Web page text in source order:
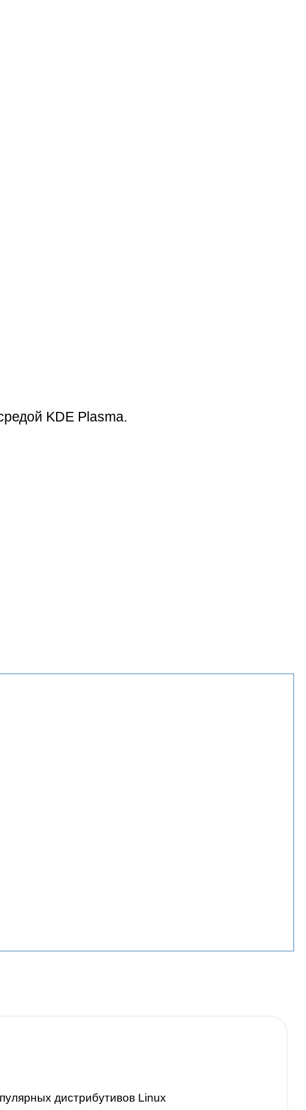
KDE Plasma.
дистрибутивов Linux